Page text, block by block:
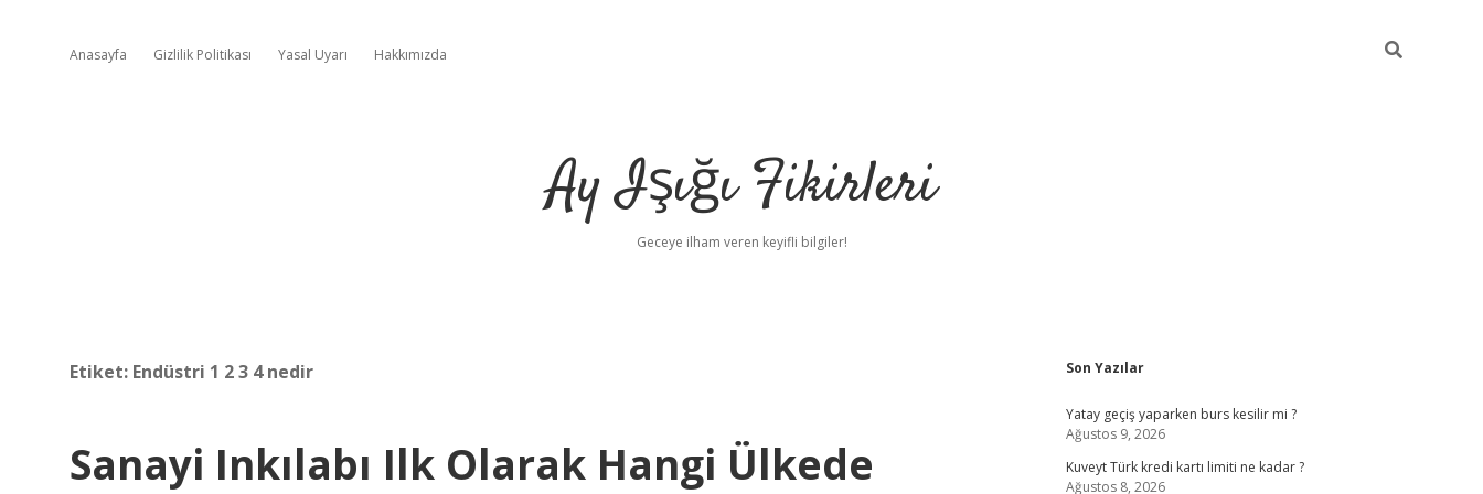
Anasayfa Gizlilik Politikası Yasal Uyarı Hakkımızda
Ay Işığı Fikirleri
Geceye ilham veren keyifli bilgiler!
Etiket: Endüstri 1 2 3 4 nedir
Sanayi Inkılabı Ilk Olarak Hangi Ülkede
Sidebar
Son Yazılar
Yatay geçiş yaparken burs kesilir mi ?
Ağustos 9, 2026
Kuveyt Türk kredi kartı limiti ne kadar ?
Ağustos 8, 2026